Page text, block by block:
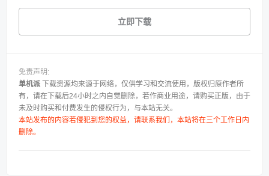
立即下载
免责声明:
单机派 下载资源均来源于网络，仅供学习和交流使用，版权归原作者所
有，请在下载后24小时之内自觉删除，若作商业用途，请购买正版，由于
未及时购买和付费发生的侵权行为，与本站无关。
本站发布的内容若侵犯到您的权益，请联系我们，本站将在三个工作日内
删除。